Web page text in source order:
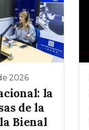
2026
la
de la
Bienal